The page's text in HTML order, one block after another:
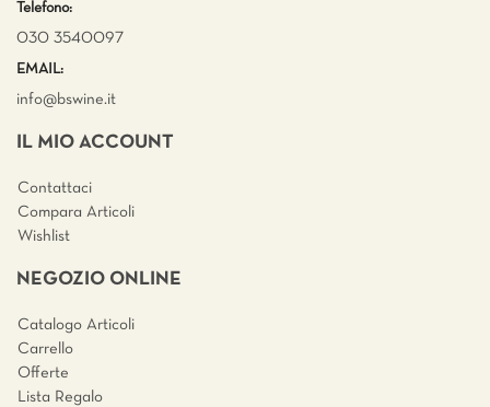
Telefono:
030 3540097
EMAIL:
info@bswine.it
IL MIO ACCOUNT
Contattaci
Compara Articoli
Wishlist
NEGOZIO ONLINE
Catalogo Articoli
Carrello
Offerte
Lista Regalo